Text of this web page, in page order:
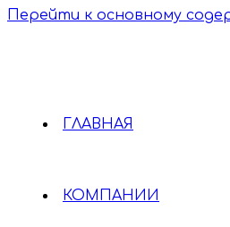
Перейти к основному
ГЛАВНАЯ
КОМПАНИИ